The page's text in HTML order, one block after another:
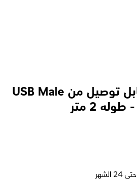
توبي DC015 - كابل توصيل من USB Male